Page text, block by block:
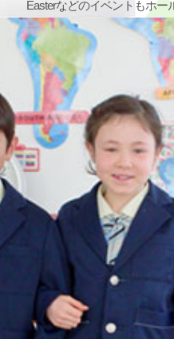
Easterなどのイベントもホー